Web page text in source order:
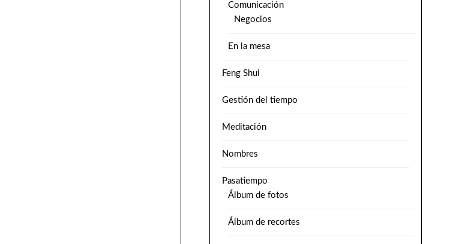
Comunicación
Negocios
En la mesa
Feng Shui
Gestión del tiempo
Meditación
Nombres
Pasatiempo
Álbum de fotos
Álbum de recortes